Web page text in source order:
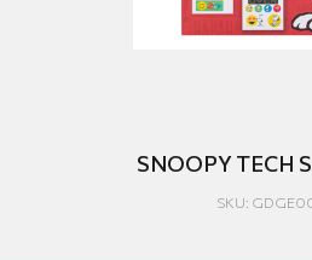
SNOOPY TECH
SKU: